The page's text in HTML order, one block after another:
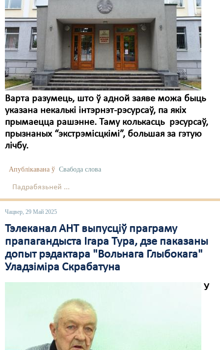
Варта разумець, што ў адной заяве можа быць
указана некалькі інтэрнэт-рэсурсаў, па якіх
прымаецца рашэнне. Таму колькасць рэсурсаў,
прызнаных “экстрэмісцкімі”, большая за гэтую
лічбу.
Апублікавана ў Свабода слова
Падрабязьней ...
Чацвер, 29 Май 2025
Тэлеканал АНТ выпусціў праграму
прапагандыста Ігара Тура, дзе паказаны
допыт рэдактара "Вольнага Глыбокага"
Уладзіміра Скрабатуна
У
Затрыманьні
Карная псыхіятрыя
КПЧ ААН
Культурныя правы
ЛПП
Мігранты
Палітвязьні
Праваабаронцы
Правы дзіцяці
Пэнітэнцыярная сыстэма
Распальваньне варожасьці
Рознае
Свабода слова
Сьмяротнае пакараньне
Экалёгія